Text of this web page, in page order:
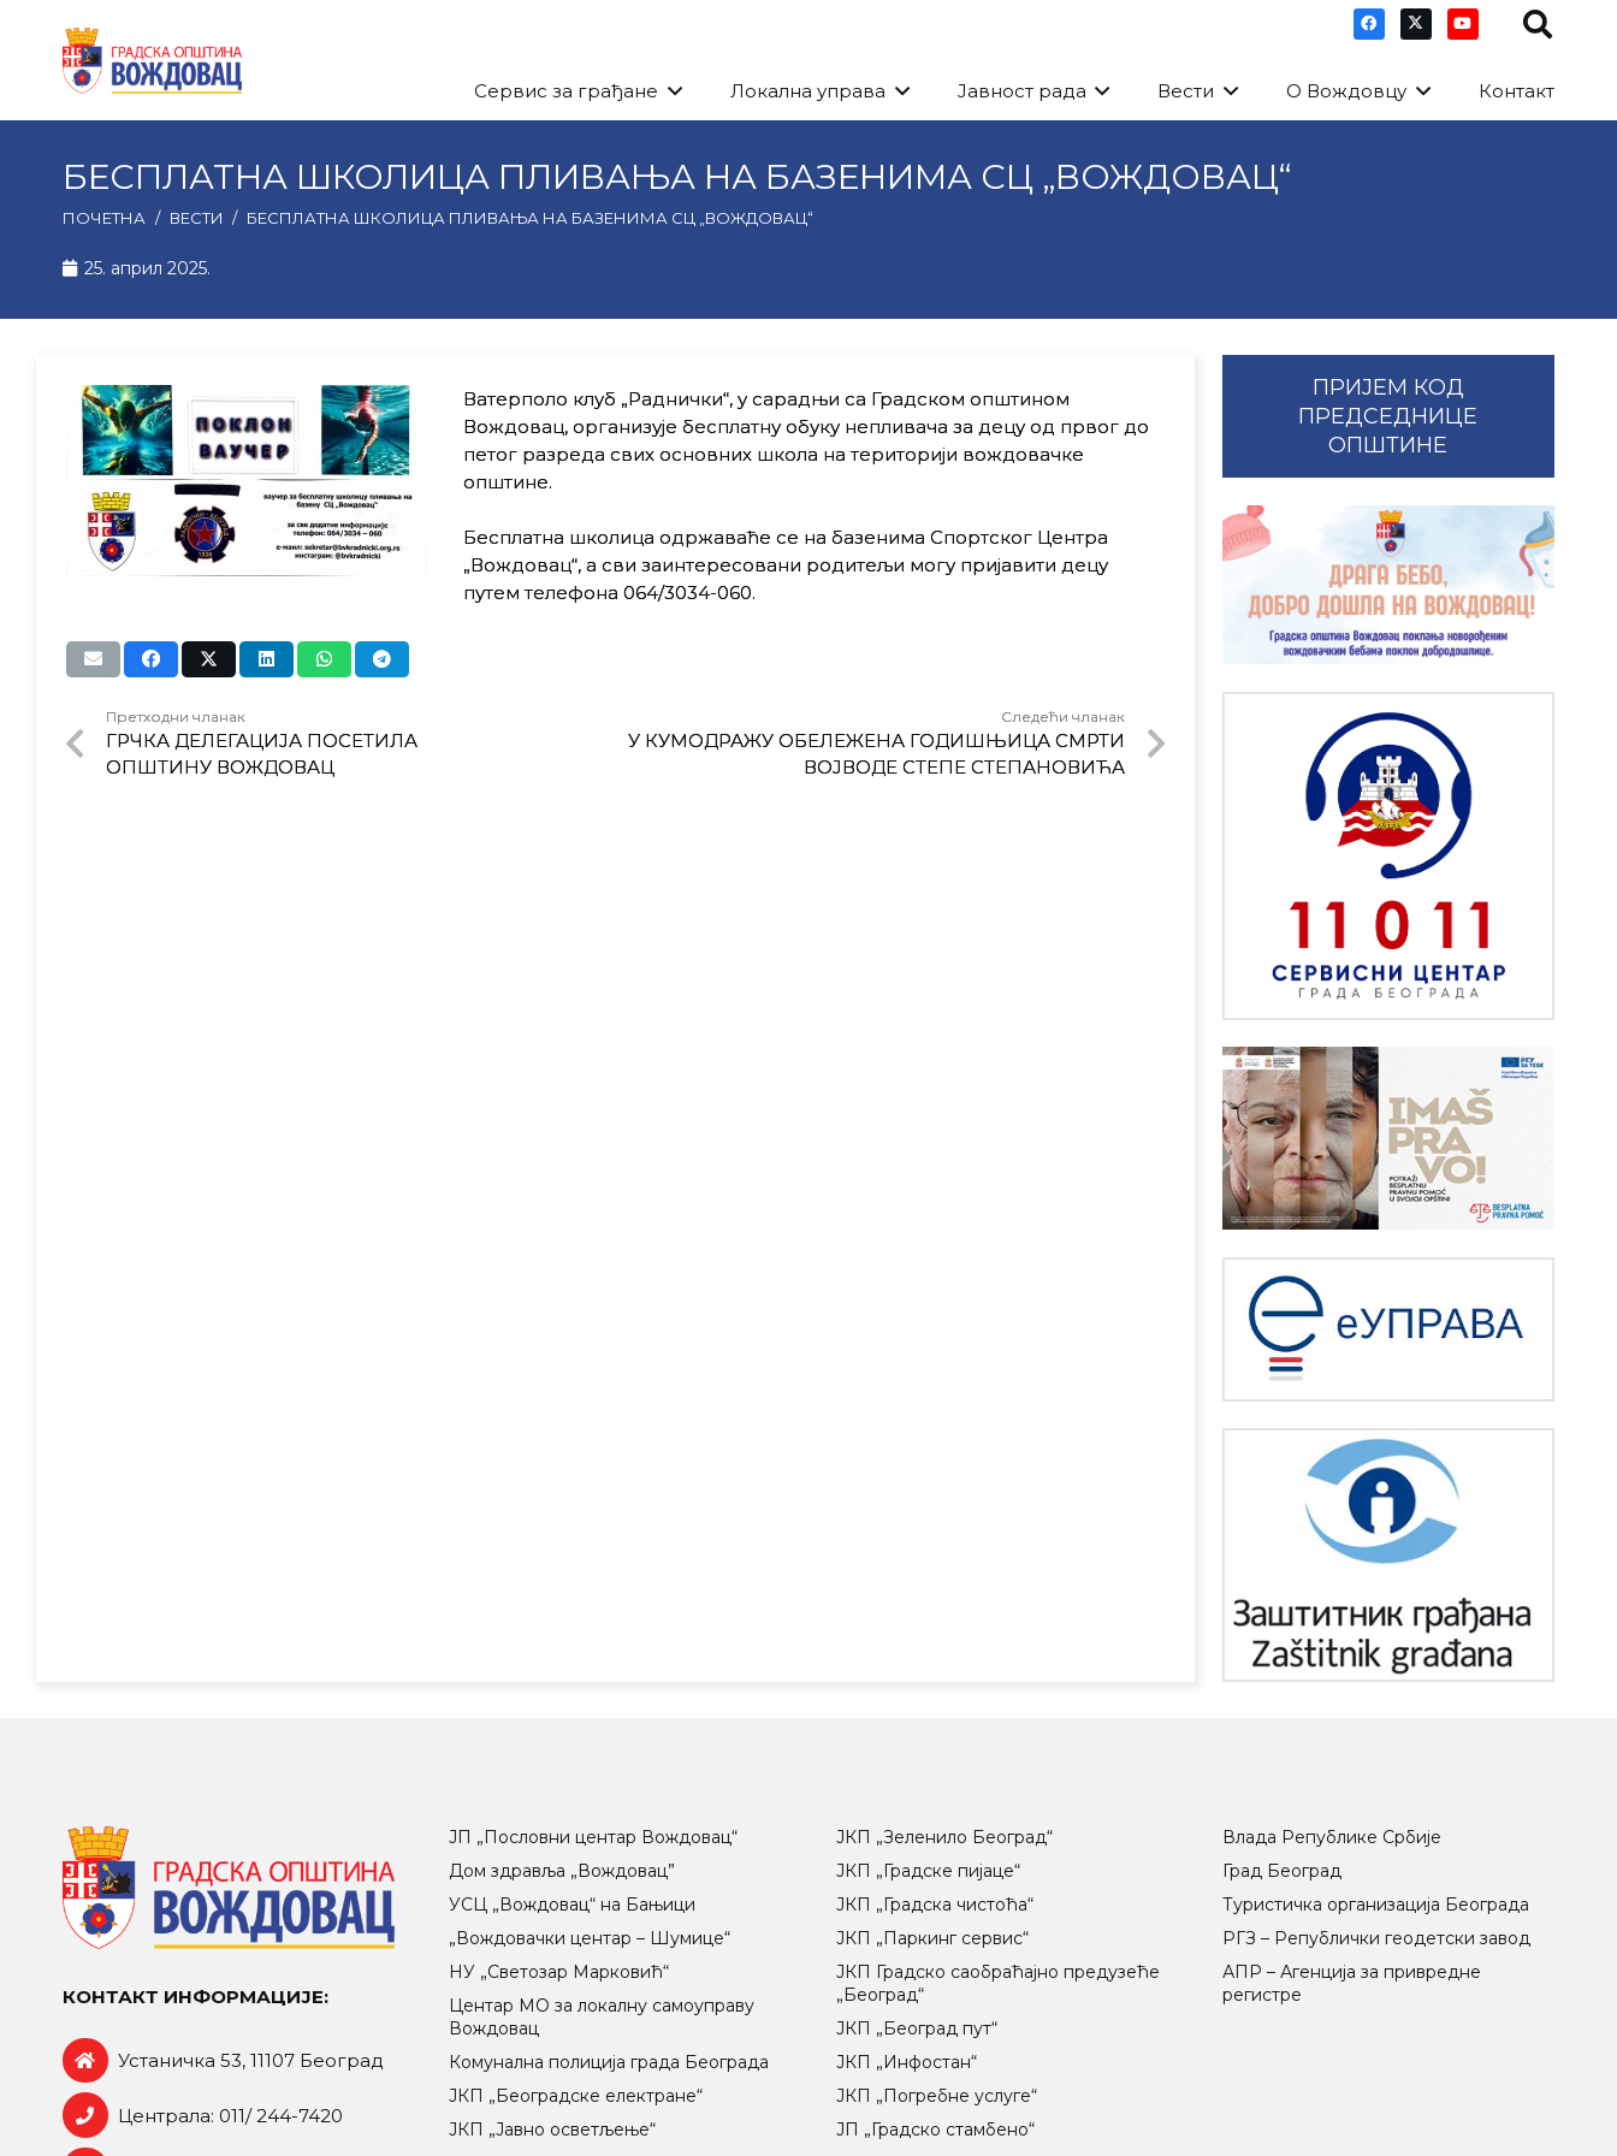
Сервис за грађане Локална управа Јавност рада Вести О Вождовцу Контакт
БЕСПЛАТНА ШКОЛИЦА ПЛИВАЊА НА БАЗЕНИМА СЦ „ВОЖДОВАЦ“
ПОЧЕТНА / ВЕСТИ / БЕСПЛАТНА ШКОЛИЦА ПЛИВАЊА НА БАЗЕНИМА СЦ „ВОЖДОВАЦ“
25. април 2025.
Ватерполо клуб „Раднички“, у сарадњи са Градском општином
Вождовац, организује бесплатну обуку непливача за децу од првог до
петог разреда свих основних школа на територији вождовачке
општине.
Бесплатна школица одржаваће се на базенима Спортског Центра
„Вождовац“, а сви заинтересовани родитељи могу пријавити децу
путем телефона 064/3034-060.
Претходни чланак
ГРЧКА ДЕЛЕГАЦИЈА ПОСЕТИЛА
ОПШТИНУ ВОЖДОВАЦ
Следећи чланак
У КУМОДРАЖУ ОБЕЛЕЖЕНА ГОДИШЊИЦА СМРТИ
ВОЈВОДЕ СТЕПЕ СТЕПАНОВИЋА
ПРИЈЕМ КОД
ПРЕДСЕДНИЦЕ
ОПШТИНЕ
КОНТАКТ ИНФОРМАЦИЈЕ:
Устаничка 53, 11107 Београд
Централа: 011/ 244-7420
ЈП „Пословни центар Вождовац“
Дом здравља „Вождовац”
УСЦ „Вождовац“ на Бањици
„Вождовачки центар – Шумице“
НУ „Светозар Марковић“
Центар МO за локалну самоуправу
Вождовац
Комунална полиција града Београда
ЈКП „Београдске електране“
ЈКП „Јавно осветљење“
ЈКП „Зеленило Београд“
ЈКП „Градске пијаце“
ЈКП „Градска чистоћа“
ЈКП „Паркинг сервис“
ЈКП Градско саобраћајно предузеће
„Београд“
ЈКП „Београд пут“
ЈКП „Инфостан“
ЈКП „Погребне услуге“
ЈП „Градско стамбено“
Влада Републике Србије
Град Београд
Туристичка организација Београда
РГЗ – Републички геодетски завод
АПР – Агенција за привредне
регистре